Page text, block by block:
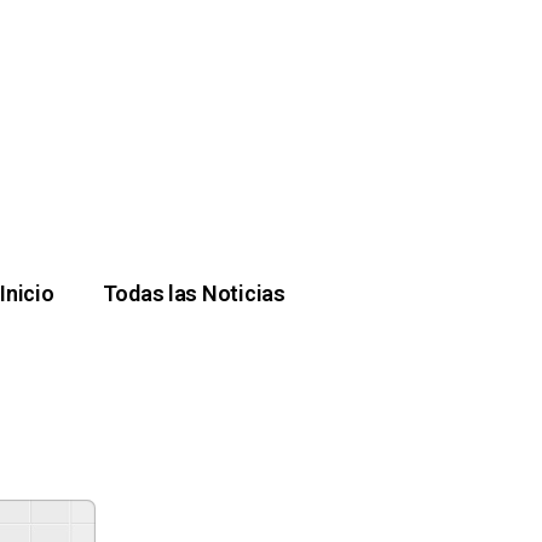
Inicio Todas las Noticias